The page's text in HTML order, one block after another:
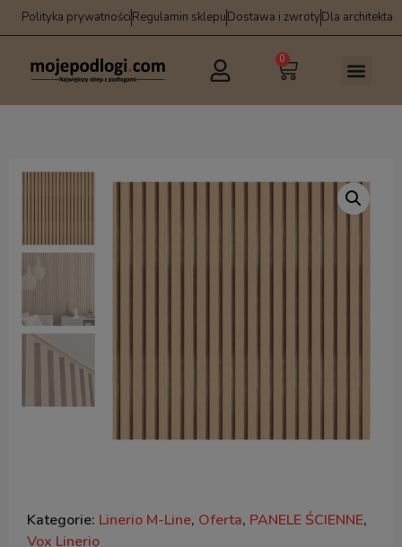
Polityka prywatnościRegulamin sklepuDostawa i zwrotyDla architekta
0
Kategorie: Linerio M-Line, Oferta, PANELE ŚCIENNE,
Vox Linerio